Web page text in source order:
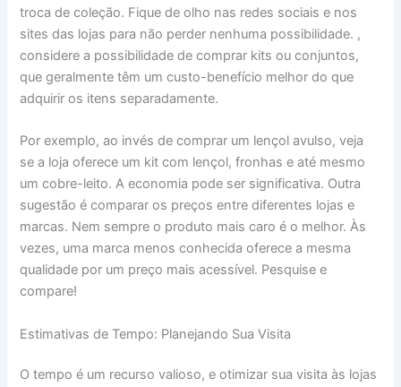
troca de coleção. Fique de olho nas redes sociais e nos
sites das lojas para não perder nenhuma possibilidade. ,
considere a possibilidade de comprar kits ou conjuntos,
que geralmente têm um custo-benefício melhor do que
adquirir os itens separadamente.
Por exemplo, ao invés de comprar um lençol avulso, veja
se a loja oferece um kit com lençol, fronhas e até mesmo
um cobre-leito. A economia pode ser significativa. Outra
sugestão é comparar os preços entre diferentes lojas e
marcas. Nem sempre o produto mais caro é o melhor. Às
vezes, uma marca menos conhecida oferece a mesma
qualidade por um preço mais acessível. Pesquise e
compare!
Estimativas de Tempo: Planejando Sua Visita
O tempo é um recurso valioso, e otimizar sua visita às lojas